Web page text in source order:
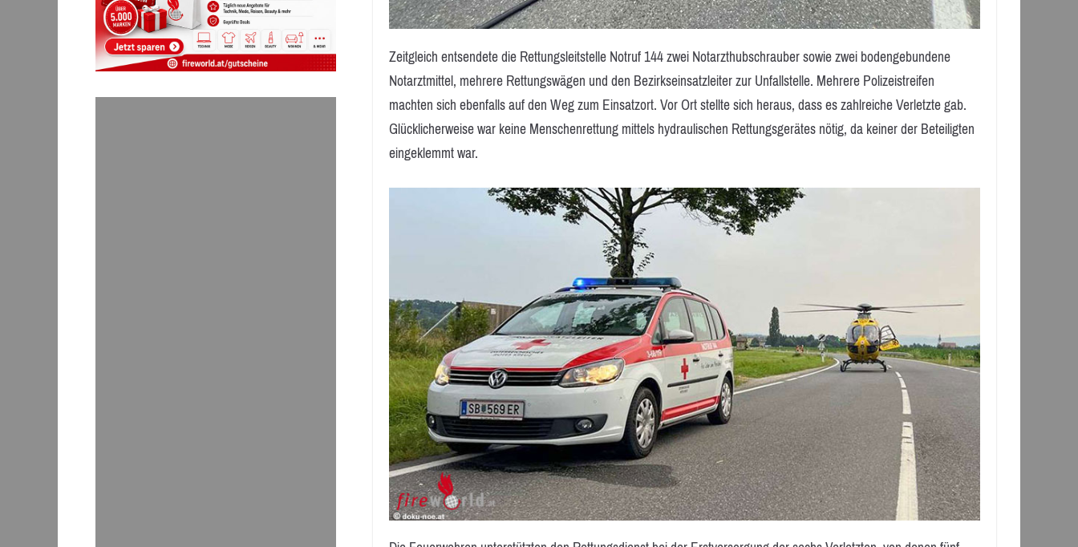
Zeitgleich entsendete die Rettungsleitstelle Notruf 144 zwei Notarzthubschrauber sowie zwei bodengebundene
Notarztmittel, mehrere Rettungswägen und den Bezirkseinsatzleiter zur Unfallstelle. Mehrere Polizeistreifen
machten sich ebenfalls auf den Weg zum Einsatzort. Vor Ort stellte sich heraus, dass es zahlreiche Verletzte gab.
Glücklicherweise war keine Menschenrettung mittels hydraulischen Rettungsgerätes nötig, da keiner der Beteiligten
eingeklemmt war.